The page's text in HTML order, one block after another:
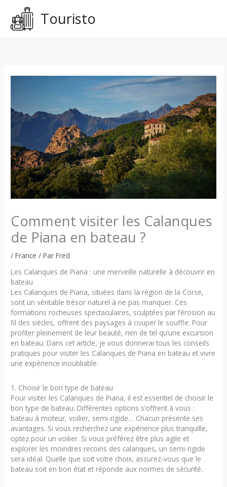
contenu
Touristo
Comment visiter les Calanques
de Piana en bateau ?
/France / ParFred
Les Calanques de Piana : une merveille naturelle à découvrir en
bateau
Les Calanques de Piana, situées dans la région de la Corse,
sont un véritable trésor naturel à ne pas manquer. Ces
formations rocheuses spectaculaires, sculptées par l’érosion au
fil des siècles, offrent des paysages à couper le souffle. Pour
profiter pleinement de leur beauté, rien de tel qu’une excursion
en bateau. Dans cet article, je vous donnerai tous les conseils
pratiques pour visiter les Calanques de Piana en bateau et vivre
une expérience inoubliable.
1. Choisir le bon type de bateau
Pour visiter les Calanques de Piana, il est essentiel de choisir le
bon type de bateau. Différentes options s’offrent à vous :
bateau à moteur, voilier, semi-rigide… Chacun présente ses
avantages. Si vous recherchez une expérience plus tranquille,
optez pour un voilier. Si vous préférez être plus agile et
explorer les moindres recoins des calanques, un semi-rigide
sera idéal. Quelle que soit votre choix, assurez-vous que le
bateau soit en bon état et réponde aux normes de sécurité.